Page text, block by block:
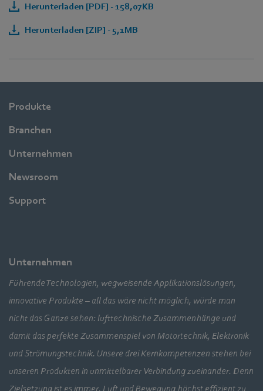
Herunterladen [PDF] - 158,07KB
Herunterladen [ZIP] - 5,1MB
Produkte
Branchen
Unternehmen
Newsroom
Support
Unternehmen
Führende Technologien, wegweisende Applikationslösungen,
innovative Produkte – all das wäre nicht möglich, würde man
nicht das Ganze sehen: lufttechnische Zusammenhänge und
damit das perfekte Zusammenspiel von Motortechnik, Elektronik
und Strömungstechnik. Unsere drei Kernkompetenzen stehen bei
unseren Produkten in unmittelbarer Verbindung zueinander. Denn
Zielsetzung ist es immer, Luft und Bewegung höchst effizient zu